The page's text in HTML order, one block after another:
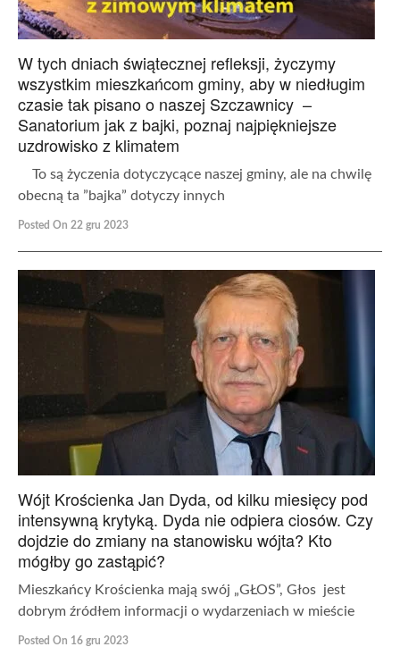
W tych dniach świątecznej refleksji, życzymy
wszystkim mieszkańcom gminy, aby w niedługim
czasie tak pisano o naszej Szczawnicy –
Sanatorium jak z bajki, poznaj najpiękniejsze
uzdrowisko z klimatem
To są życzenia dotyczycące naszej gminy, ale na chwilę
obecną ta ”bajka” dotyczy innych
Posted On 22 gru 2023
Wójt Krościenka Jan Dyda, od kilku miesięcy pod
intensywną krytyką. Dyda nie odpiera ciosów. Czy
dojdzie do zmiany na stanowisku wójta? Kto
mógłby go zastąpić?
Mieszkańcy Krościenka mają swój „GŁOS”, Głos jest
dobrym źródłem informacji o wydarzeniach w mieście
Posted On 16 gru 2023